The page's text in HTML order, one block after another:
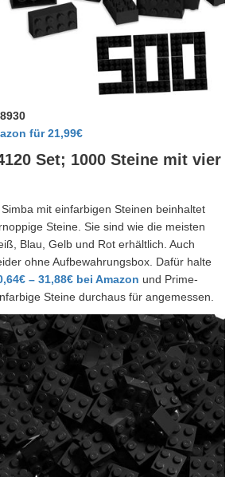
für 21,99€
Set; 1000 Steine mit vier
mit einfarbigen Steinen beinhaltet
Steine. Sie sind wie die meisten
Blau, Gelb und Rot erhältlich. Auch
ohne Aufbewahrungsbox. Dafür halte
– 31,88€ bei Amazon und Prime-
Steine durchaus für angemessen.